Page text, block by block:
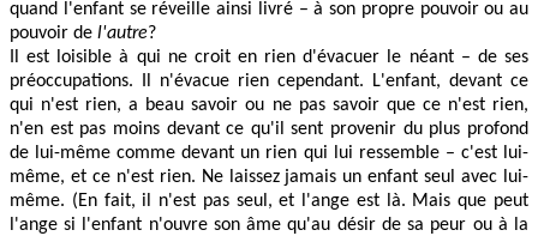
quand l'enfant se réveille ainsi livré – à son propre pouvoir ou au
pouvoir de l'autre?
Il est loisible à qui ne croit en rien d'évacuer le néant – de ses
préoccupations. Il n'évacue rien cependant. L'enfant, devant ce
qui n'est rien, a beau savoir ou ne pas savoir que ce n'est rien,
n'en est pas moins devant ce qu'il sent provenir du plus profond
de lui-même comme devant un rien qui lui ressemble – c'est lui-
même, et ce n'est rien. Ne laissez jamais un enfant seul avec lui-
même. (En fait, il n'est pas seul, et l'ange est là. Mais que peut
l'ange si l'enfant n'ouvre son âme qu'au désir de sa peur ou à la